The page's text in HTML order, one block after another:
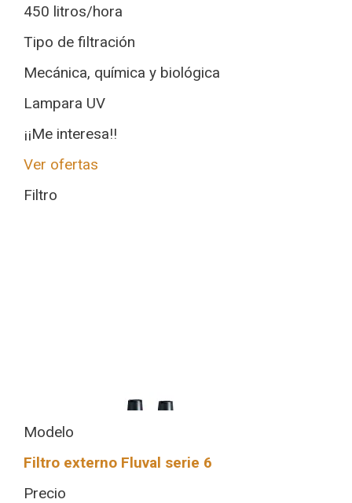
450 litros/hora
Tipo de filtración
Mecánica, química y biológica
Lampara UV
¡¡Me interesa!!
Ver ofertas
Filtro
Modelo
Filtro externo Fluval serie 6
Precio